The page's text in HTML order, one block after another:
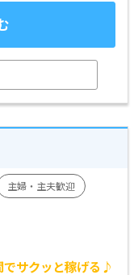
主婦・主夫歓迎
サクッと稼げる♪